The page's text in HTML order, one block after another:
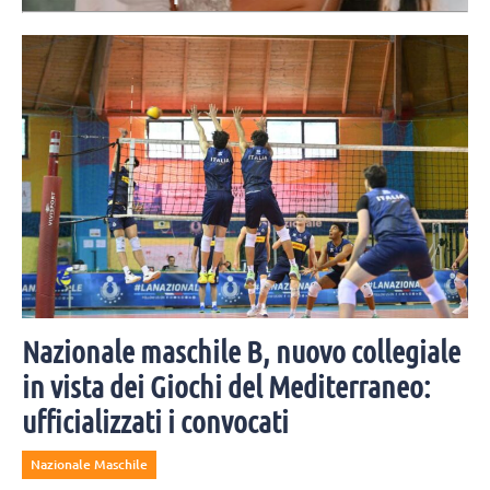
volta con Marta Ciotti. Moltissimi i colleghi e amici invitati alla
cerimonia.
Nazionale maschile B, nuovo collegiale
in vista dei Giochi del Mediterraneo:
ufficializzati i convocati
Nazionale Maschile